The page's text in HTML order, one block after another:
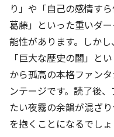
り」や「自己の感情す
葛藤」といった重いダ
能性があります。しか
「巨大な歴史の闇」と
から孤高の本格ファン
ンテージです。読了後
たい夜霧の余韻が混ざ
を抱くことになるでし